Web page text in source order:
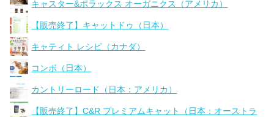
キャスター&ポラックス オーガニクス（アメリカ）
【販売終了】キャットドゥ（日本）
キャティト レシピ（カナダ）
コンボ（日本）
カントリーロード（日本：アメリカ）
【販売終了】C&R プレミアムキャット（日本：オーストラ